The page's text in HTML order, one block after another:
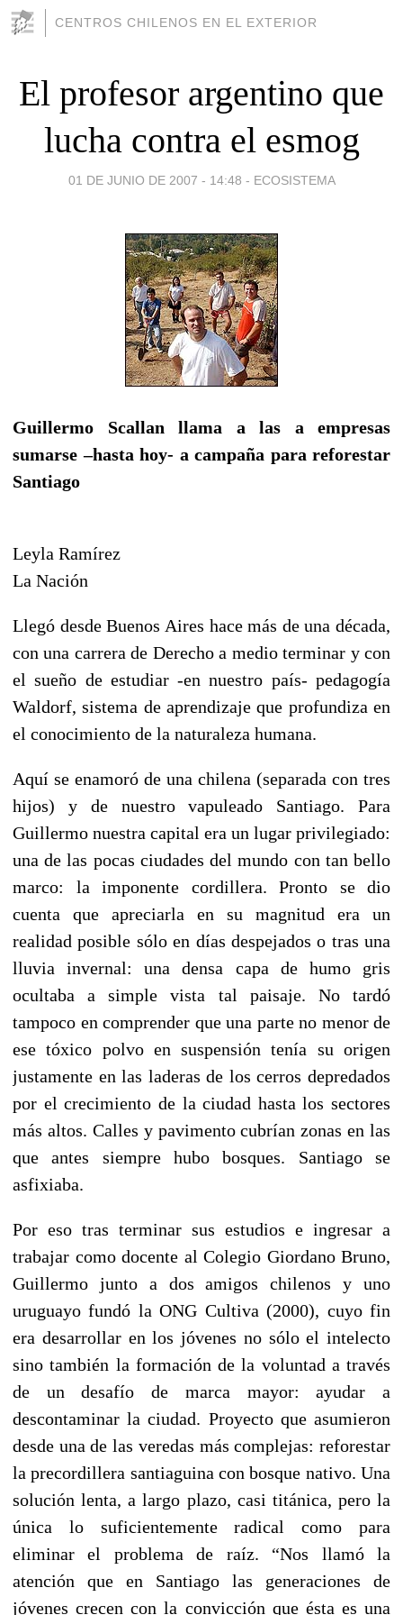
CENTROS CHILENOS EN EL EXTERIOR
El profesor argentino que
lucha contra el esmog
01 DE JUNIO DE 2007 - 14:48 - ECOSISTEMA
Guillermo Scallan llama a las a empresas
sumarse –hasta hoy- a campaña para reforestar
Santiago
Leyla Ramírez
La Nación
Llegó desde Buenos Aires hace más de una década,
con una carrera de Derecho a medio terminar y con
el sueño de estudiar -en nuestro país- pedagogía
Waldorf, sistema de aprendizaje que profundiza en
el conocimiento de la naturaleza humana.
Aquí se enamoró de una chilena (separada con tres
hijos) y de nuestro vapuleado Santiago. Para
Guillermo nuestra capital era un lugar privilegiado:
una de las pocas ciudades del mundo con tan bello
marco: la imponente cordillera. Pronto se dio
cuenta que apreciarla en su magnitud era un
realidad posible sólo en días despejados o tras una
lluvia invernal: una densa capa de humo gris
ocultaba a simple vista tal paisaje. No tardó
tampoco en comprender que una parte no menor de
ese tóxico polvo en suspensión tenía su origen
justamente en las laderas de los cerros depredados
por el crecimiento de la ciudad hasta los sectores
más altos. Calles y pavimento cubrían zonas en las
que antes siempre hubo bosques. Santiago se
asfixiaba.
Por eso tras terminar sus estudios e ingresar a
trabajar como docente al Colegio Giordano Bruno,
Guillermo junto a dos amigos chilenos y uno
uruguayo fundó la ONG Cultiva (2000), cuyo fin
era desarrollar en los jóvenes no sólo el intelecto
sino también la formación de la voluntad a través
de un desafío de marca mayor: ayudar a
descontaminar la ciudad. Proyecto que asumieron
desde una de las veredas más complejas: reforestar
la precordillera santiaguina con bosque nativo. Una
solución lenta, a largo plazo, casi titánica, pero la
única lo suficientemente radical como para
eliminar el problema de raíz. “Nos llamó la
atención que en Santiago las generaciones de
jóvenes crecen con la convicción que ésta es una